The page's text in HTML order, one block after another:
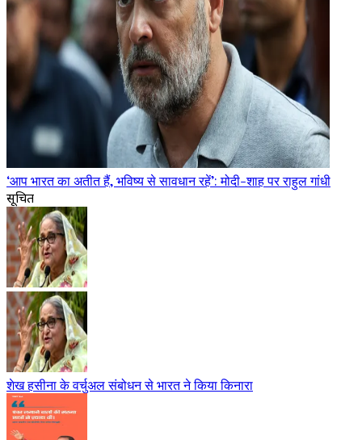
‘आप भारत का अतीत हैं, भविष्य से सावधान रहें’: मोदी-शाह पर राहुल गांधी
सूचित
शेख हसीना के वर्चुअल संबोधन से भारत ने किया किनारा